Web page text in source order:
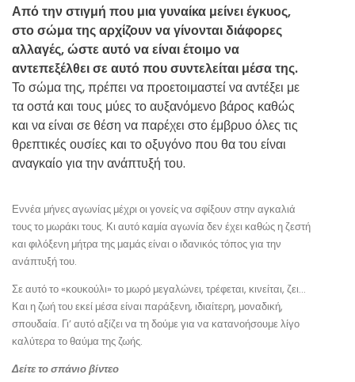
Από την στιγμή που μια γυναίκα μείνει έγκυος,
στο σώμα της αρχίζουν να γίνονται διάφορες
αλλαγές, ώστε αυτό να είναι έτοιμο να
αντεπεξέλθει σε αυτό που συντελείται μέσα της.
Το σώμα της, πρέπει να προετοιμαστεί να αντέξει με
τα οστά και τους μύες το αυξανόμενο βάρος καθώς
και να είναι σε θέση να παρέχει στο έμβρυο όλες τις
θρεπτικές ουσίες και το οξυγόνο που θα του είναι
αναγκαίο για την ανάπτυξή του.
Εννέα μήνες αγωνίας μέχρι οι γονείς να σφίξουν στην αγκαλιά
τους το μωράκι τους. Κι αυτό καμία αγωνία δεν έχει καθώς η ζεστή
και φιλόξενη μήτρα της μαμάς είναι ο ιδανικός τόπος για την
ανάπτυξή του.
Σε αυτό το «κουκούλι» το μωρό μεγαλώνει, τρέφεται, κινείται, ζει…
Και η ζωή του εκεί μέσα είναι παράξενη, ιδιαίτερη, μοναδική,
σπουδαία. Γι’ αυτό αξίζει να τη δούμε για να κατανοήσουμε λίγο
καλύτερα το θαύμα της ζωής.
Δείτε το σπάνιο βίντεο